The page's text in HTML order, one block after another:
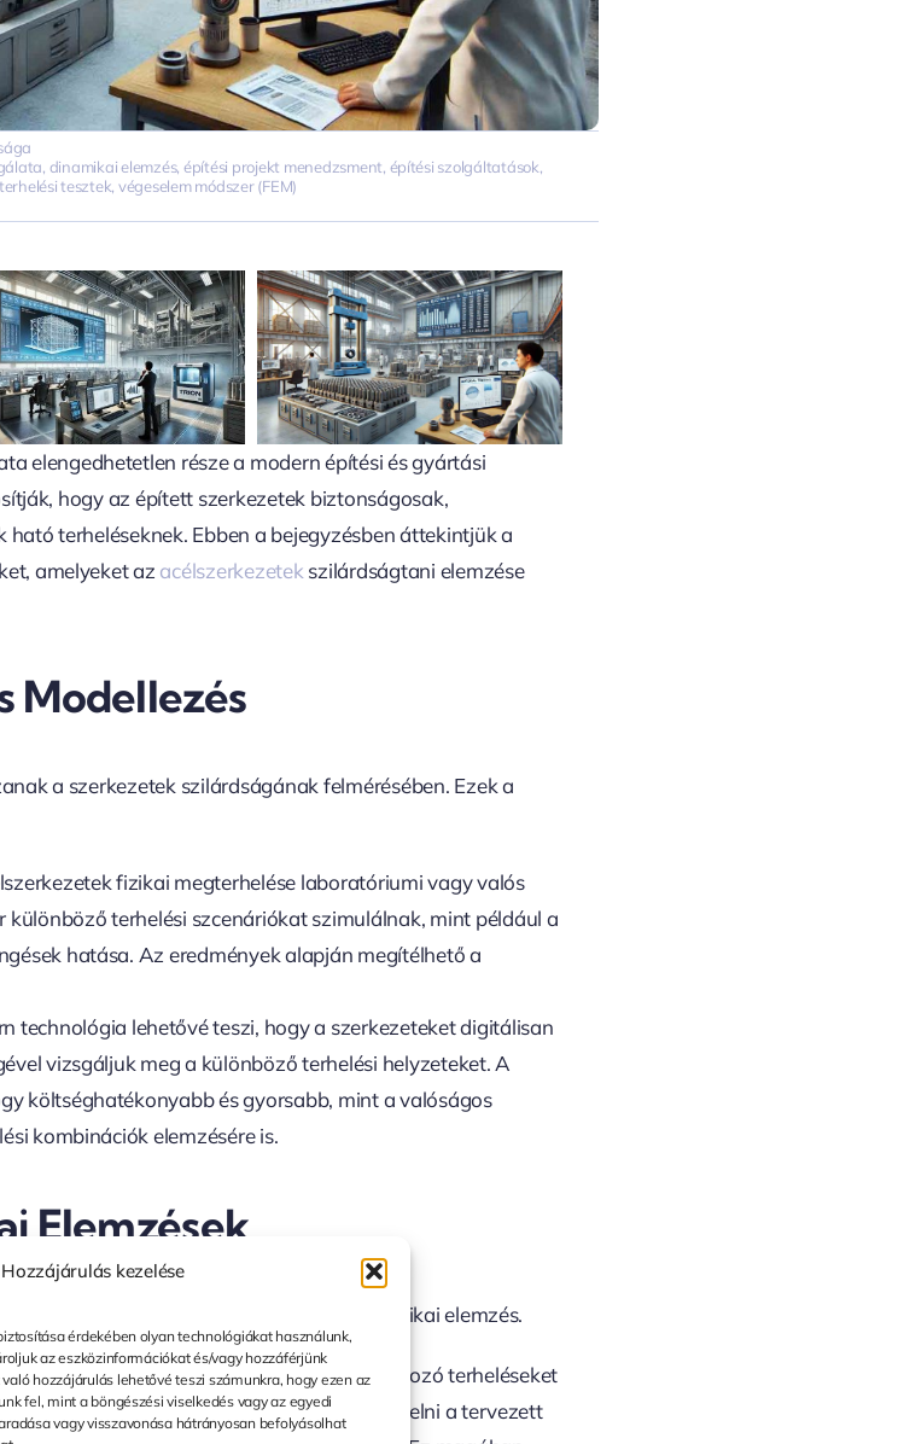
Hozzájárulás kezelése
érdekében olyan technológiákat használunk,
az eszközinformációkat és/vagy hozzáférjünk
hozzájárulás lehetővé teszi számunkra, hogy ezen az
fel, mint a böngészési viselkedés vagy az egyedi
vagy visszavonása hátrányosan befolyásolhat
, dinamikai elemzés, építési projekt menedzsment, építési szolgáltatások,
terhelési tesztek, végeselem módszer (FEM)
elengedhetetlen része a modern építési és gyártási
hogy az épített szerkezetek biztonságosak,
terheléseknek. Ebben a bejegyzésben áttekintjük a
amelyeket az acélszerkezetek szilárdságtani elemzése
Modellezés
a szerkezetek szilárdságának felmérésében. Ezek a
fizikai megterhelése laboratóriumi vagy valós
terhelési szcenáriókat szimulálnak, mint például a
hatása. Az eredmények alapján megítélhető a
technológia lehetővé teszi, hogy a szerkezeteket digitálisan
vizsgáljuk meg a különböző terhelési helyzeteket. A
költséghatékonyabb és gyorsabb, mint a valóságos
kombinációk elemzésére is.
Elemzések
másik fontos része a statikai és dinamikai elemzés.
szerkezetekre ható állandó vagy lassan változó terheléseket
biztosítsa, hogy a szerkezet képes-e elviselni a tervezett